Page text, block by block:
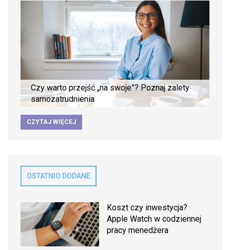
Czy warto przejść „na swoje”? Poznaj zalety
samozatrudnienia
CZYTAJ WIĘCEJ
OSTATNIO DODANE
Koszt czy inwestycja?
Apple Watch w codziennej
pracy menedżera